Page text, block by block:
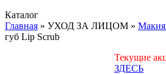
Каталог
Главная » УХОД ЗА ЛИЦОМ »
губ Lip Scrub
Текущие
ЗДЕСЬ